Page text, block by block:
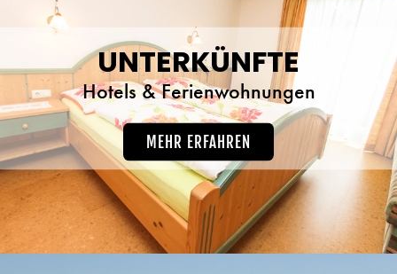
UNTERKÜNFTE
Hotels & Ferienwohnungen
MEHR ERFAHREN